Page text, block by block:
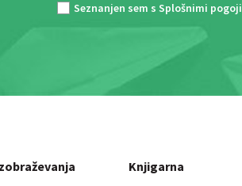
Seznanjen sem s Splošnimi pogoji
Knjigarna